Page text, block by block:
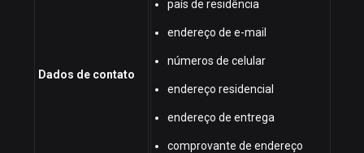
Dados de contato
país de residência
endereço de e-mail
números de celular
endereço residencial
endereço de entrega
comprovante de endereço